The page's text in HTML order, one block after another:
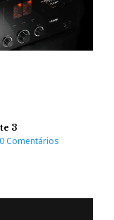
3
0 Comentários